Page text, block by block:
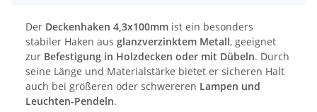
Der Deckenhaken 4,3x100mm ist ein besonders
stabiler Haken aus glanzverzinktem Metall, geeignet
zur Befestigung in Holzdecken oder mit Dübeln. Durch
seine Länge und Materialstärke bietet er sicheren Halt
auch bei größeren oder schwereren Lampen und
Leuchten-Pendeln.